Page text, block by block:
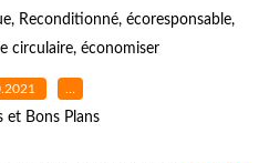
, Reconditionné, écoresponsable,
circulaire, économiser
…
et Bons Plans